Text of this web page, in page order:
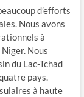
d’efforts
Nous avons
à
Nous
du Lac-Tchad
pays.
à haute